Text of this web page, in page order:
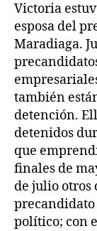
Victoria
esposa del
Maradiaga.
también
detención.
detenidos
que
finales de
de julio otros
político; con